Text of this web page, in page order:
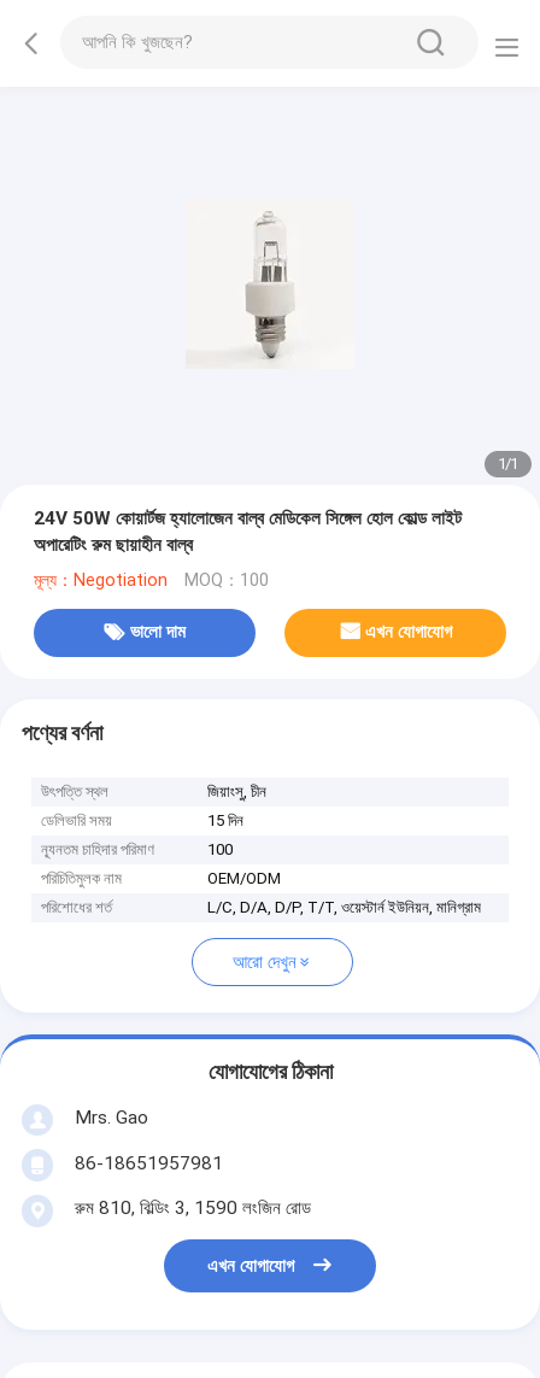
1/1
24V 50W কোয়ার্টজ হ্যালোজেন বাল্ব মেডিকেল সিঙ্গেল হোল কোল্ড লাইট
অপারেটিং রুম ছায়াহীন বাল্ব
মূল্য：Negotiation MOQ：100
ভালো দাম এখন যোগাযোগ
পণ্যের বর্ণনা
উৎপত্তি স্থল
জিয়াংসু, চীন
ডেলিভারি সময়
15 দিন
ন্যূনতম চাহিদার পরিমাণ
100
পরিচিতিমুলক নাম
OEM/ODM
পরিশোধের শর্ত
L/C, D/A, D/P, T/T, ওয়েস্টার্ন ইউনিয়ন, মানিগ্রাম
আরো দেখুন
যোগাযোগের ঠিকানা
Mrs. Gao
86-18651957981
রুম 810, বিল্ডিং 3, 1590 লংজিন রোড
এখন যোগাযোগ